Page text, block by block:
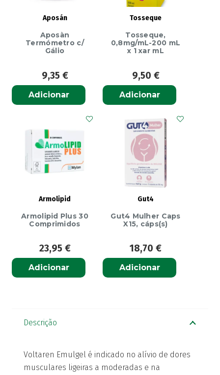
Aposán
Aposàn
Termómetro c/
Gálio
9,35 €
Adicionar
Tosseque
Tosseque,
0,8mg/mL-200 mL
x 1 xar mL
9,50 €
Adicionar
Armolipid
Armolipid Plus 30
Comprimidos
23,95 €
Adicionar
Gut4
Gut4 Mulher Caps
X15, cáps(s)
18,70 €
Adicionar
Descrição
Voltaren Emulgel é indicado no alívio de dores
musculares ligeiras a moderadas e na